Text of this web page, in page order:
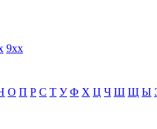
9xx
О П Р С Т У Ф Х Ц Ч Ш Щ Ы